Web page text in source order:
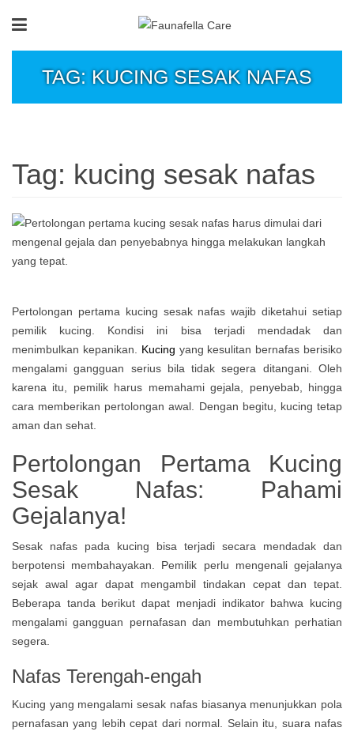
TAG: KUCING SESAK NAFAS
Tag: kucing sesak nafas
Pertolongan pertama kucing sesak nafas wajib diketahui setiap
pemilik kucing. Kondisi ini bisa terjadi mendadak dan
menimbulkan kepanikan. Kucing yang kesulitan bernafas berisiko
mengalami gangguan serius bila tidak segera ditangani. Oleh
karena itu, pemilik harus memahami gejala, penyebab, hingga
cara memberikan pertolongan awal. Dengan begitu, kucing tetap
aman dan sehat.
Pertolongan Pertama Kucing
Sesak Nafas: Pahami
Gejalanya!
Sesak nafas pada kucing bisa terjadi secara mendadak dan
berpotensi membahayakan. Pemilik perlu mengenali gejalanya
sejak awal agar dapat mengambil tindakan cepat dan tepat.
Beberapa tanda berikut dapat menjadi indikator bahwa kucing
mengalami gangguan pernafasan dan membutuhkan perhatian
segera.
Nafas Terengah-engah
Kucing yang mengalami sesak nafas biasanya menunjukkan pola
pernafasan yang lebih cepat dari normal. Selain itu, suara nafas